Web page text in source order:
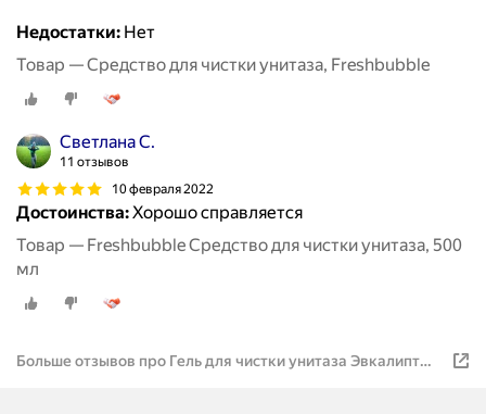
Недостатки: Нет
Товар — Средство для чистки унитаза, Freshbubble
Светлана С.
11 отзывов
10 февраля 2022
Достоинства:Хорошо справляется
Товар — Freshbubble Средство для чистки унитаза, 500
мл
Больше отзывов про Гель для чистки унитаза Эвкалипт